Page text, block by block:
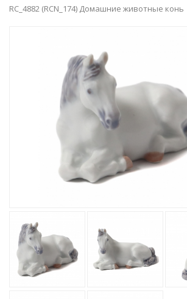
RC_4882 (RCN_174) Домашние животные конь